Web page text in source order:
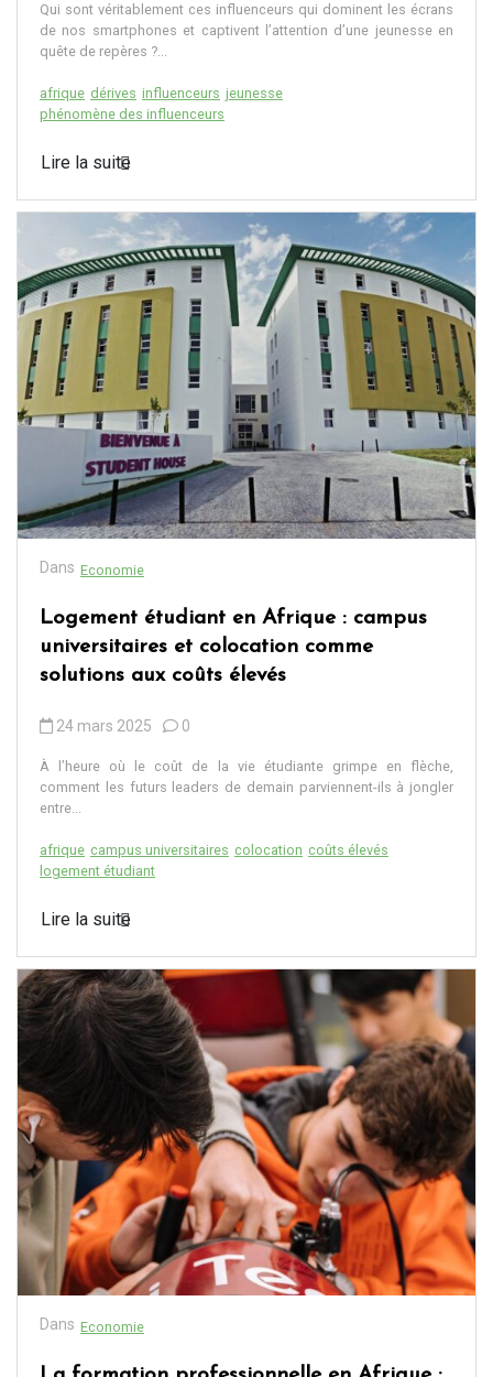
Qui sont véritablement ces influenceurs qui dominent les écrans
de nos smartphones et captivent l’attention d’une jeunesse en
quête de repères ?...
afrique dérives influenceurs jeunesse
phénomène des influenceurs
Lire la suite
Dans Economie
Logement étudiant en Afrique : campus
universitaires et colocation comme
solutions aux coûts élevés
24 mars 2025 0
À l’heure où le coût de la vie étudiante grimpe en flèche,
comment les futurs leaders de demain parviennent-ils à jongler
entre...
afrique campus universitaires colocation coûts élevés
logement étudiant
Lire la suite
Dans Economie